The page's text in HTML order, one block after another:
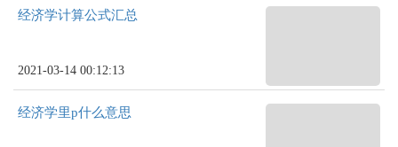
经济学计算公式汇总
2021-03-14 00:12:13
经济学里p什么意思